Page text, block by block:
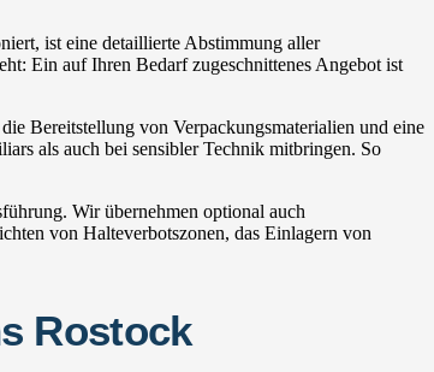
ist eine detaillierte Abstimmung aller
Ein auf Ihren Bedarf zugeschnittenes Angebot ist
Bereitstellung von Verpackungsmaterialien und eine
als auch bei sensibler Technik mitbringen. So
Wir übernehmen optional auch
von Halteverbotszonen, das Einlagern von
Rostock